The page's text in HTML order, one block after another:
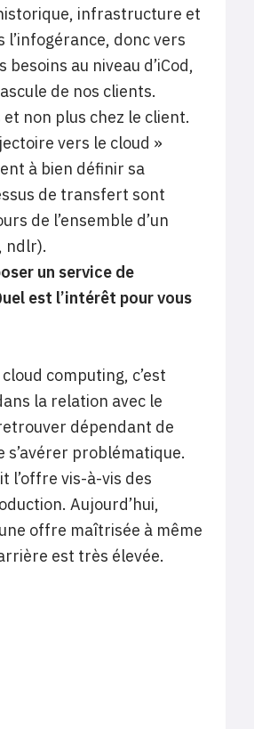
infrastructure et
donc vers
au niveau d’iCod,
de nos clients.
non plus chez le client.
vers le cloud »
à bien définir sa
de transfert sont
de l’ensemble d’un
ndlr).
un service de
est l’intérêt pour vous
computing, c’est
la relation avec le
dépendant de
s’avérer problématique.
l’offre vis-à-vis des
Aujourd’hui,
offre maîtrisée à même
est très élevée.